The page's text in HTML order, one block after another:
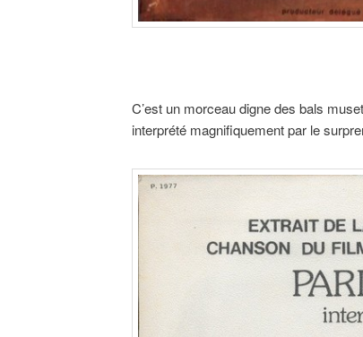
C’est un morceau digne des bals
interprété magnifiquement par le